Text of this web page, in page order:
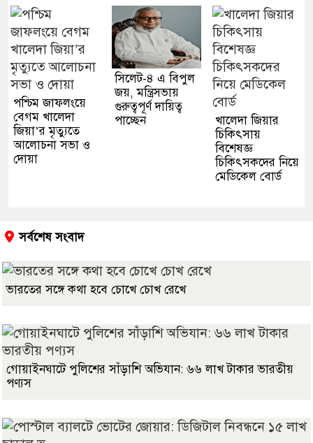
পশ্চিম জাফলংয়ে
বেগম খালেদা
জিয়া’র মৃত্যুতে
আলোচনা সভা ও
দোয়া
সিলেট-৪ এ বিপুল
জয়, মন্ত্রিসভায়
গুরুত্বপূর্ণ দায়িত্ব
পাচ্ছেন
খালেদা জিয়ার
চিকিৎসায়
বিশেষজ্ঞ
চিকিৎসকদের নিয়ে
মেডিকেল বোর্ড
সর্বশেষ সংবাদ
ভারতের সঙ্গে কথা হবে চোখে চোখ রেখে
গোয়াইনঘাটে পুলিশের সাঁড়াশি অভিযান: ৬৬ লাখ টাকার ভারতীয়
পণ্যস